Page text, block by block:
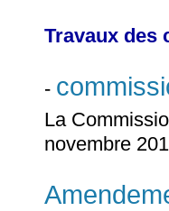
Travaux des
-
La
novembre